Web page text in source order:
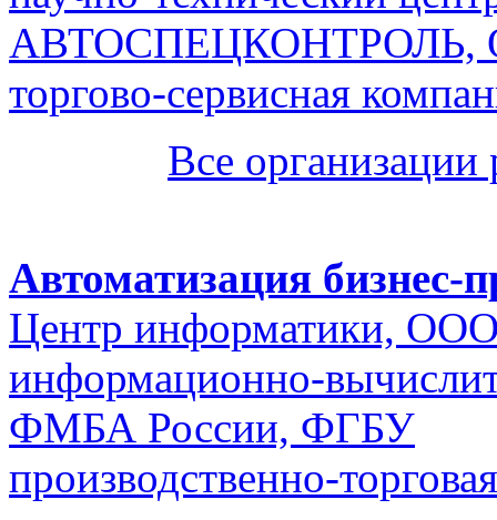
АВТОСПЕЦКОНТРОЛЬ,
торгово-сервисная
Все
Автоматизация бизнес-
Центр информатики,
информационно-
ФМБА России, ФГБУ
производственно-